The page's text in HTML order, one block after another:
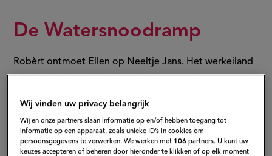
De Watersnoodramp
Robèrt ontmoet Ellen op Neeltje Jans. Het werkeiland
is bekend als onderdeel van de beroemde
gebeurtenis braken de dijken in Zeeland, Zuid-Holland
en West-Brabant. Complete dorpen kwamen onder
Wij vinden uw privacy belangrijk
Wij en onze partners slaan informatie op en/of hebben toegang tot
informatie op een apparaat, zoals unieke ID’s in cookies om
persoonsgegevens te verwerken. We werken met 106 partners. U kunt uw
keuzes accepteren of beheren door hieronder te klikken of op elk moment